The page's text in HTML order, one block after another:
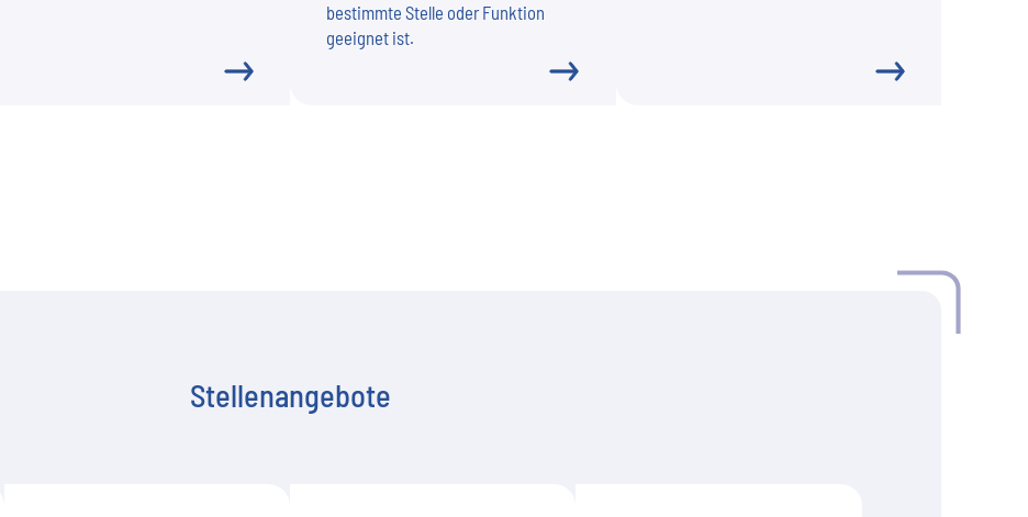
bestimmte Stelle oder Funktion
geeignet ist.
Stellenangebote